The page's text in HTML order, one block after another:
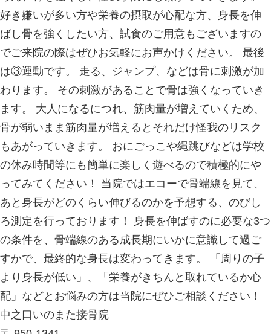
談ください！
中之口いのまた接骨院
〒 950-1341
新潟市西蒲区道上4702
025-375-2231
【診療日】 月〜日・祝祭日
【診療時間】 ◯月〜金曜日 8:30-
19:00
◯土日祝 8:30-13:00 /
19:00
【休診日】 年末年始